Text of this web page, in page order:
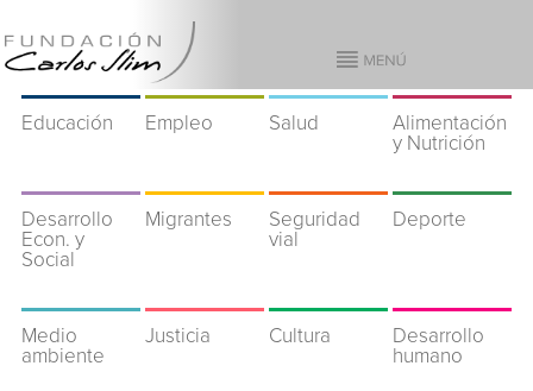
Educación Empleo Salud
Alimentación
y Nutrición
Desarrollo
Econ. y
Social
Migrantes
Seguridad
vial
Deporte
Medio
ambiente
Justicia Cultura
Desarrollo
humano